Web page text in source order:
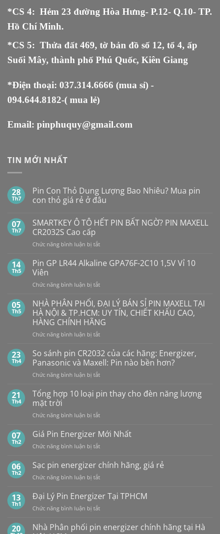
*CS 4: Hẻm 23 đường Hòa Hưng- P.12- Q.10- TP.
Hồ Chí Minh.
*CS 5: Thửa đất 469, tờ bản đồ số 12, tổ 4, ấp
Suối Mây, thành phố Phú Quốc, Kiên Giang
*Điện thoại: 037.314.6666 (mua sỉ) -
094.644.8182-( mua lẻ)
Email: pinphuquy@gmail.com
TIN MỚI NHẤT
28
Th7
Pin Con Thỏ Dung Lượng Bao Nhiêu? Mua pin
con thỏ giá rẻ ở đâu
bình
luận
ở
Pin
Con
Dung
Lượng
Bao
Mua
con
thỏ
giá
rẻ
ở
đâu
07
Th7
SMARTKEY Ô TÔ HẾT PIN BẤT NGỜ? PIN MAXELL
CR2032S Cao cấp
Chức năng bình luận bị tắtở
Ô
TÔ
PIN
NGỜ?
PIN
MAXELL
CR2032S Cao
cấp
14
Th5
Pin GP LR44 Alkaline GPA76F-2C10 1,5V Vỉ 10
Viên
Chức năng bình luận bị tắtở
GP
LR44
Alkaline
GPA76F-
2C10
Vỉ
10
Viên
05
Th5
NHÀ PHÂN PHỐI, ĐẠI LÝ BÁN SỈ PIN MAXELL TẠI
HÀ NỘI & TP.HCM: UY TÍN, CHIẾT KHẤU CAO,
HÀNG CHÍNH HÃNG
Chức năng bình luận bị tắtở
PHÂN
PHỐI,
ĐẠI
LÝ
SỈ
TẠI
NỘI
TP.HCM:
TÍN,
CHIẾT
CAO,
HÀNG
CHÍNH
23
Th4
So sánh pin CR2032 của các hãng: Energizer,
Panasonic và Maxell: Pin nào bền hơn?
Chức năng bình luận bị tắtở
sánh
pin
của
hãng:
Panasonic
Maxell:
hơn?
21
Th4
Tổng hợp 10 loại pin thay cho đèn năng lượng
mặt trời
Chức năng bình luận bị tắtở
hợp
10
loại
thay
đèn
lượng
mặt
07
Th2
Giá Pin Energizer Mới Nhất
Chức năng bình luận bị tắtở
Pin
Energizer
Mới
06
Th2
Sạc pin energizer chính hãng, giá rẻ
Chức năng bình luận bị tắtở
pin
energizer
chính
giá
13
Th1
Đại Lý Pin Energizer Tại TPHCM
Chức năng bình luận bị tắtở
Lý
20
Nhà Phân phối pin energizer chính hãng tại Hà